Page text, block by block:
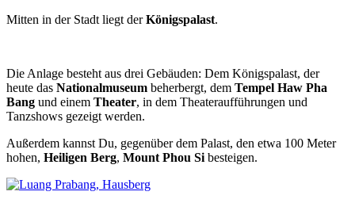
Mitten in der Stadt liegt derKönigspalast.
Die Anlage besteht aus drei Gebäuden: Dem Königspalast, der
heute das Nationalmuseum beherbergt, dem Tempel Haw Pha
Bang und einem Theater, in dem Theateraufführungen und
Tanzshows gezeigt werden.
Außerdem kannst Du, gegenüber dem Palast, den etwa 100 Meter
hohen, Heiligen Berg, Mount Phou Si besteigen.